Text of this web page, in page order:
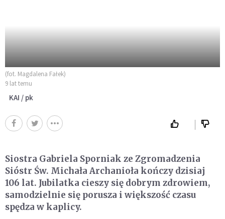
(fot. Magdalena Fałek)
9 lat temu
KAI / pk
Siostra Gabriela Sporniak ze Zgromadzenia
Sióstr Św. Michała Archanioła kończy dzisiaj
106 lat. Jubilatka cieszy się dobrym zdrowiem,
samodzielnie się porusza i większość czasu
spędza w kaplicy.